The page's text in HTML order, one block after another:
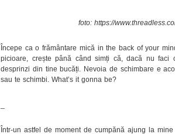
foto: https://
Începe ca o frământare mică in the back of your
picioare, crește până când simți că, dacă nu
desprinzi din tine bucăți. Nevoia de schimbare e
sau te schimbi. What’s it gonna be?
Într-un astfel de moment de cumpănă ajung la